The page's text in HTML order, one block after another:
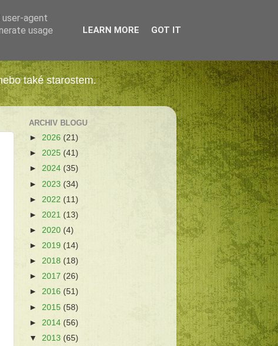
také starostem.
ARCHIV BLOGU
► 2026 (21)
► 2025 (41)
► 2024 (35)
► 2023 (34)
► 2022 (11)
► 2021 (13)
► 2020 (4)
► 2019 (14)
► 2018 (18)
► 2017 (26)
► 2016 (51)
► 2015 (58)
► 2014 (56)
▼ 2013 (65)
agent
usage
LEARN MORE GOT IT